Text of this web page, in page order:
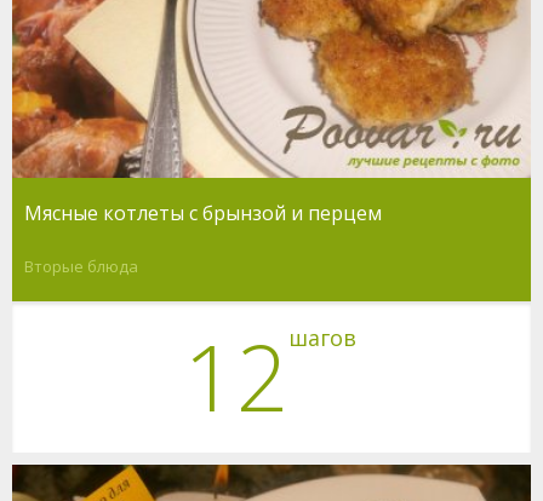
Мясные котлеты с брынзой и перцем
Вторые блюда
12 шагов